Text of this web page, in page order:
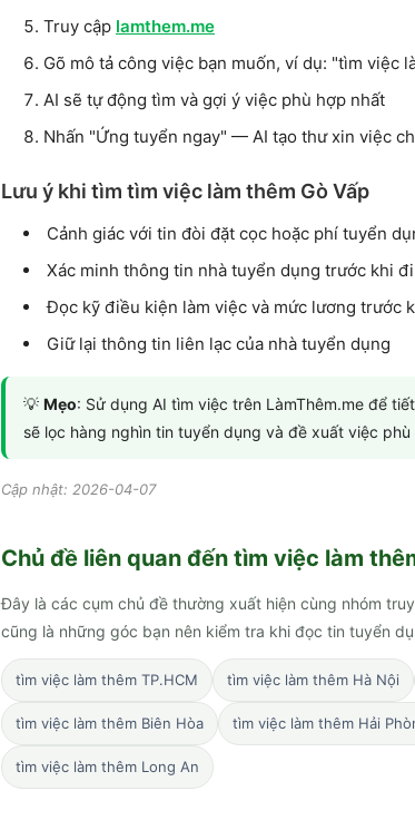
Truy cập lamthem.me
Gõ mô tả công việc bạn muốn, ví dụ: "tìm việc
AI sẽ tự động tìm và gợi ý việc phù hợp nhất
Nhấn "Ứng tuyển ngay" — AI tạo thư xin việc
Lưu ý khi tìm tìm việc làm thêm Gò Vấp
Cảnh giác với tin đòi đặt cọc hoặc phí tuyển
Xác minh thông tin nhà tuyển dụng trước khi
Đọc kỹ điều kiện làm việc và mức lương trước
Giữ lại thông tin liên lạc của nhà tuyển dụng
💡 Mẹo: Sử dụng AI tìm việc trên LàmThêm.me để
sẽ lọc hàng nghìn tin tuyển dụng và đề xuất việc
Cập nhật: 2026-04-07
Chủ đề liên quan đến tìm việc làm
Đây là các cụm chủ đề thường xuất hiện cùng nhóm
cũng là những góc bạn nên kiểm tra khi đọc tin tuyển
tìm việc làm thêm TP.HCM tìm việc làm thêm Hà Nội
tìm việc làm thêm Biên Hòa tìm việc làm thêm Hải
tìm việc làm thêm Long An